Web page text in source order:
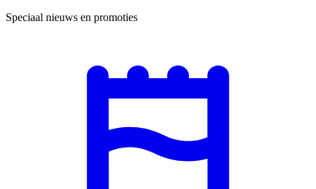
Speciaal nieuws en promoties